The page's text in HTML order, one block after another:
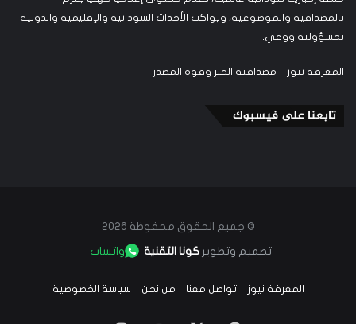
بالمصداقية والموضوعية، ويواكب الأحداث السودانية والإقليمية والدولية
بمسؤولية ووعي.
المعرفة نيوز – مصداقية الخبر وقوة المصدر
تابعنا على فيسبوك
© جميع الحقوق محفوظة 2026
تصميم وتطويركونا التقنية واتساب
المعرفة نيوز تواصل معنا من نحن سياسة الخصوصية